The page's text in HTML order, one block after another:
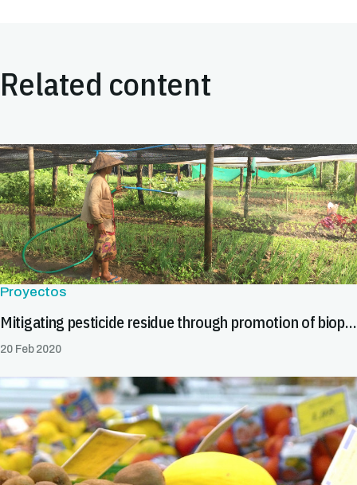
Related content
Proyectos
Mitigating pesticide residue through promotion of biopesticides in Asia
20 Feb 2020